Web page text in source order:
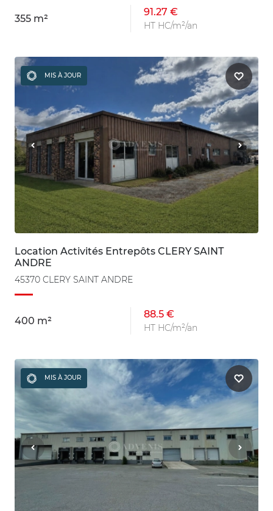
355 m²
91.27 €
HT HC/m²/an
MIS À JOUR
Location Activités Entrepôts CLERY SAINT
ANDRE
45370 CLERY SAINT ANDRE
400 m²
88.5 €
HT HC/m²/an
MIS À JOUR